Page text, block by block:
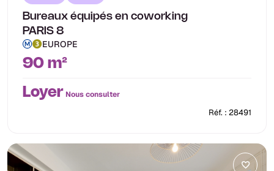
Bureaux équipés en coworking
PARIS 8
EUROPE
90 m²
Loyer Nous consulter
Réf. : 28491